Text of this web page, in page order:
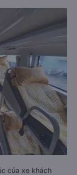
của xe khách